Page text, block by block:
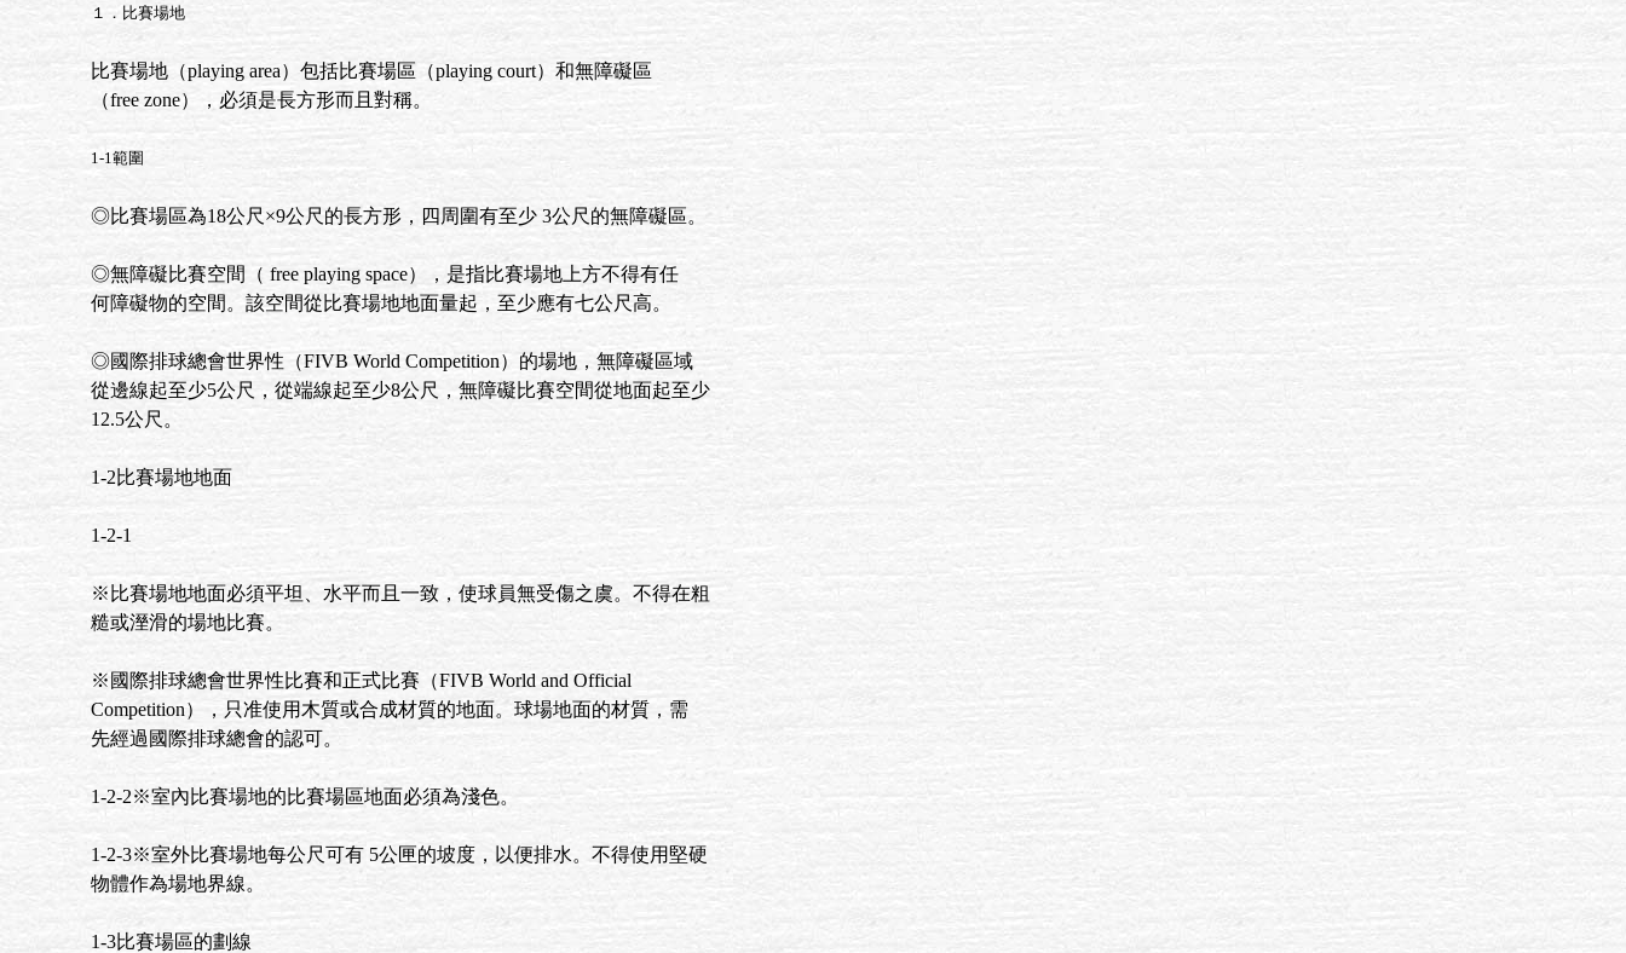
１．比賽場地
比賽場地（playing area）包括比賽場區（playing court）和無障礙區
（free zone），必須是長方形而且對稱。
1-1範圍
◎比賽場區為18公尺×9公尺的長方形，四周圍有至少 3公尺的無障礙區。
◎無障礙比賽空間（ free playing space），是指比賽場地上方不得有任
何障礙物的空間。該空間從比賽場地地面量起，至少應有七公尺高。
◎國際排球總會世界性（FIVB World Competition）的場地，無障礙區域
從邊線起至少5公尺，從端線起至少8公尺，無障礙比賽空間從地面起至少
12.5公尺。
1-2比賽場地地面
1-2-1
※比賽場地地面必須平坦、水平而且一致，使球員無受傷之虞。不得在粗
糙或溼滑的場地比賽。
※國際排球總會世界性比賽和正式比賽（FIVB World and Official
Competition），只准使用木質或合成材質的地面。球場地面的材質，需
先經過國際排球總會的認可。
1-2-2※室內比賽場地的比賽場區地面必須為淺色。
1-2-3※室外比賽場地每公尺可有 5公匣的坡度，以便排水。不得使用堅硬
物體作為場地界線。
1-3比賽場區的劃線